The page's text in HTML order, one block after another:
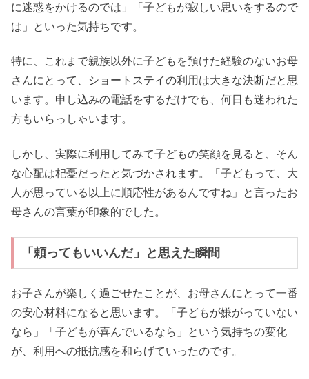
に迷惑をかけるのでは」「子どもが寂しい思いをするので
は」といった気持ちです。
特に、これまで親族以外に子どもを預けた経験のないお母
さんにとって、ショートステイの利用は大きな決断だと思
います。申し込みの電話をするだけでも、何日も迷われた
方もいらっしゃいます。
しかし、実際に利用してみて子どもの笑顔を見ると、そん
な心配は杞憂だったと気づかされます。「子どもって、大
人が思っている以上に順応性があるんですね」と言ったお
母さんの言葉が印象的でした。
「頼ってもいいんだ」と思えた瞬間
お子さんが楽しく過ごせたことが、お母さんにとって一番
の安心材料になると思います。「子どもが嫌がっていない
なら」「子どもが喜んでいるなら」という気持ちの変化
が、利用への抵抗感を和らげていったのです。